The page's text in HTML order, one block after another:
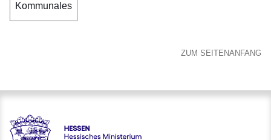
Kommunales
ZUM SEITENANFANG